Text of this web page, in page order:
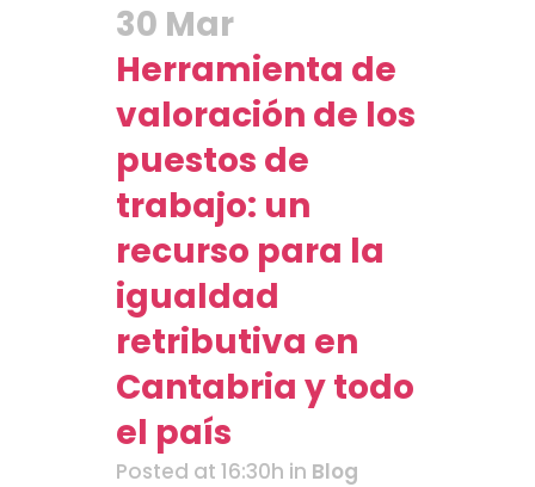
30 Mar
Herramienta de
valoración de los
puestos de
trabajo: un
recurso para la
igualdad
retributiva en
Cantabria y todo
el país
Posted at 16:30h in Blog